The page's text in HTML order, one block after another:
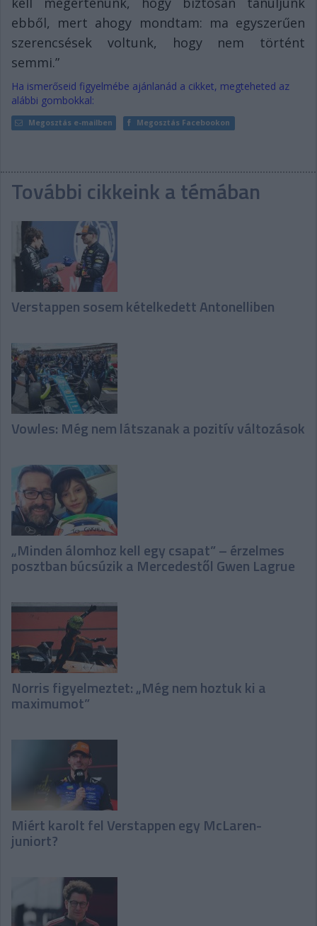
ebből, mert ahogy mondtam: ma egyszerűen
szerencsések voltunk, hogy nem történt
semmi.”
Ha ismerőseid figyelmébe ajánlanád a cikket, megteheted az
alábbi gombokkal:
Megosztás e-mailben Megosztás Facebookon
További cikkeink a témában
Verstappen sosem kételkedett Antonelliben
Vowles: Még nem látszanak a pozitív változások
„Minden álomhoz kell egy csapat” – érzelmes
posztban búcsúzik a Mercedestől Gwen Lagrue
Norris figyelmeztet: „Még nem hoztuk ki a
maximumot”
Miért karolt fel Verstappen egy McLaren-
juniort?